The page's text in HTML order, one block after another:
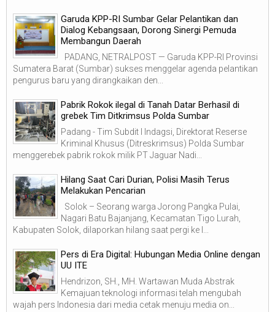
Garuda KPP-RI Sumbar Gelar Pelantikan dan
Dialog Kebangsaan, Dorong Sinergi Pemuda
Membangun Daerah
PADANG, NETRALPOST — Garuda KPP-RI Provinsi
Sumatera Barat (Sumbar) sukses menggelar agenda pelantikan
pengurus baru yang dirangkaikan den...
Pabrik Rokok ilegal di Tanah Datar Berhasil di
grebek Tim Ditkrimsus Polda Sumbar
Padang - Tim Subdit I Indagsi, Direktorat Reserse
Kriminal Khusus (Ditreskrimsus) Polda Sumbar
menggerebek pabrik rokok milik PT Jaguar Nadi...
Hilang Saat Cari Durian, Polisi Masih Terus
Melakukan Pencarian
Solok – Seorang warga Jorong Pangka Pulai,
Nagari Batu Bajanjang, Kecamatan Tigo Lurah,
Kabupaten Solok, dilaporkan hilang saat pergi ke l...
Pers di Era Digital: Hubungan Media Online dengan
UU ITE
Hendrizon, SH., MH. Wartawan Muda Abstrak
Kemajuan teknologi informasi telah mengubah
wajah pers Indonesia dari media cetak menuju media on...